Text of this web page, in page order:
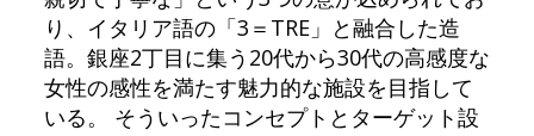
り、イタリア語の「3＝TRE」と融合した造
語。銀座2丁目に集う20代から30代の高感度な
女性の感性を満たす魅力的な施設を目指して
いる。 そういったコンセプトとターゲット設